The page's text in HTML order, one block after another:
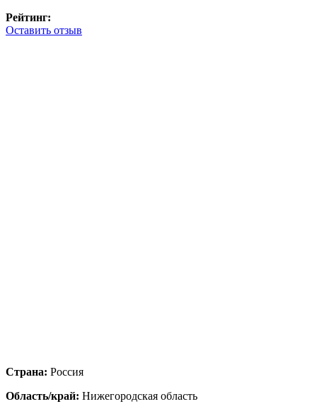
Рейтинг:
Оставить отзыв
Страна: Россия
Область/край: Нижегородская область